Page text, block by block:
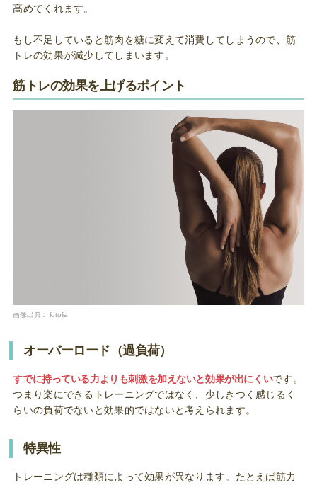
高めてくれます。
もし不足していると筋肉を糖に変えて消費してしまうので、筋
トレの効果が減少してしまいます。
筋トレの効果を上げるポイント
画像出典： fotolia
オーバーロード（過負荷）
すでに持っている力よりも刺激を加えないと効果が出にくいです。
つまり楽にできるトレーニングではなく、少しきつく感じるく
らいの負荷でないと効果的ではないと考えられます。
特異性
トレーニングは種類によって効果が異なります。たとえば筋力